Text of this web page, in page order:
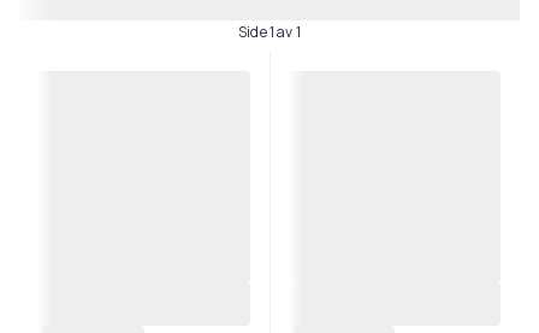
Side 1 av 1